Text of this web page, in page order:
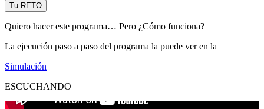
Tu RETO
Quiero hacer este programa… Pero ¿Cómo funciona?
La ejecución paso a paso del programa la puede ver en la
Simulación
ESCUCHANDO